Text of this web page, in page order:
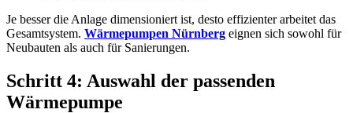
Je besser die Anlage dimensioniert ist, desto effizienter arbeitet das
Gesamtsystem. Wärmepumpen Nürnberg eignen sich sowohl für
Neubauten als auch für Sanierungen.
Schritt 4: Auswahl der passenden
Wärmepumpe